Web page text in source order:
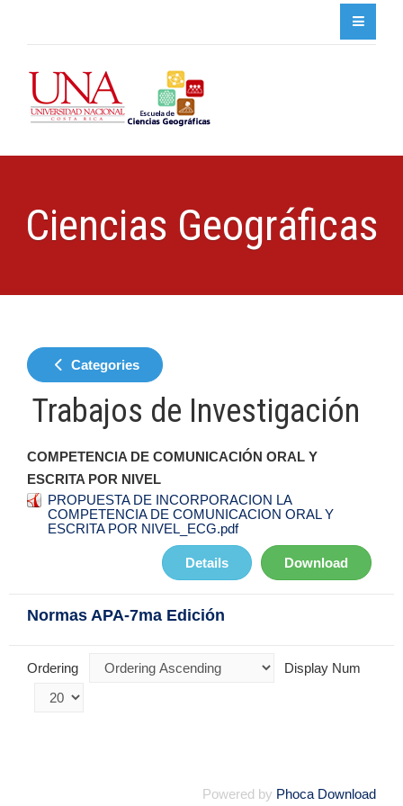
Ciencias Geográficas
Categories
Trabajos de Investigación
COMPETENCIA DE COMUNICACIÓN ORAL Y
ESCRITA POR NIVEL
PROPUESTA DE INCORPORACION LA
COMPETENCIA DE COMUNICACION ORAL Y
ESCRITA POR NIVEL_ECG.pdf
Download
Details
Normas APA-7ma Edición
Ordering Display Num
Powered by Phoca Download